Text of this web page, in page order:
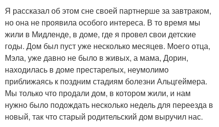
Я рассказал об этом сне своей партнерше за завтраком,
но она не проявила особого интереса. В то время мы
жили в Мидленде, в доме, где я провел свои детские
годы. Дом был пуст уже несколько месяцев. Моего отца,
Мэла, уже давно не было в живых, а мама, Дорин,
находилась в доме престарелых, неумолимо
приближаясь к поздним стадиям болезни Альцгеймера.
Мы только что продали дом, в котором жили, и нам
нужно было подождать несколько недель для переезда в
новый, так что старый родительский дом выручил нас.